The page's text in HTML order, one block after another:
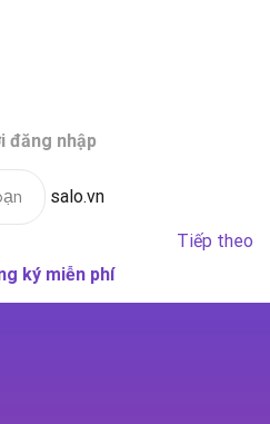
đăng nhập
salo.vn
Tiếp theo
ký miễn phí